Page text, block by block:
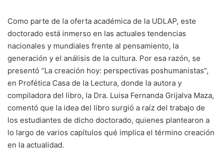
Como parte de la oferta académica de la UDLAP, este
doctorado está inmerso en las actuales tendencias
nacionales y mundiales frente al pensamiento, la
generación y el análisis de la cultura. Por esa razón, se
presentó “La creación hoy: perspectivas poshumanistas”,
en Profética Casa de la Lectura, donde la autora y
compiladora del libro, la Dra. Luisa Fernanda Grijalva Maza,
comentó que la idea del libro surgió a raíz del trabajo de
los estudiantes de dicho doctorado, quienes plantearon a
lo largo de varios capítulos qué implica el término creación
en la actualidad.